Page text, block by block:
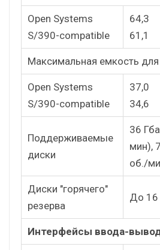
Open Systems
S/390-compatible
64,3
61,1
Максимальная емкость для
Open Systems
S/390-compatible
37,0
34,6
Поддерживаемые
диски
36
мин),
об./
Диски "горячего"
резерва
До 16
Интерфейсы ввода-